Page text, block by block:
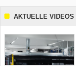
AKTUELLE VIDEOS